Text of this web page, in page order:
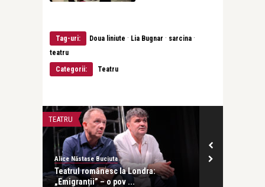
Tag-uri: Doua liniute · Lia Bugnar · sarcina ·
teatru
Categorii:
Teatru
Alice Năstase Buciuta
Teatrul românesc la Londra:
„Emigranții” – o pov ...
Ani Crețu: Sunt egală cu